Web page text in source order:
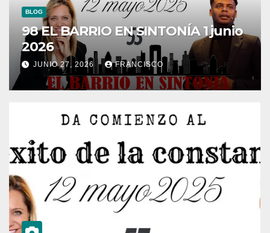
BLOG
98 EL BARRIO EN SINTONÍA 1 junio
2026
JUNIO 27, 2026 FRANCISCO